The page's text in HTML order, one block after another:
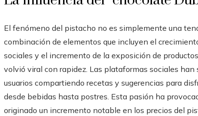
El fenómeno del pistacho no es simplemente una
combinación de elementos que incluyen el
sociales y el incremento de la exposición de
volvió viral con rapidez. Las plataformas sociales
usuarios compartiendo recetas y sugerencias para
desde bebidas hasta postres. Esta pasión ha
originado un incremento notable en los precios del